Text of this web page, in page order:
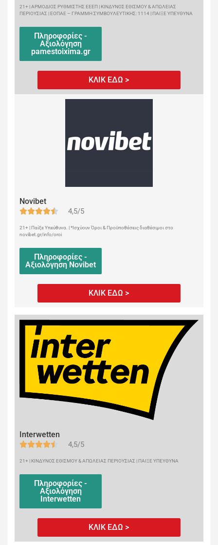
21+ | ΑΡΜΟΔΙΟΣ ΡΥΘΜΙΣΤΗΣ ΕΕΕΠ | ΚΙΝΔΥΝΟΣ ΕΘΙΣΜΟΥ & ΑΠΩΛΕΙΑΣ
ΠΕΡΙΟΥΣΙΑΣ | ΕΟΠΑΕ – ΓΡΑΜΜΗ ΣΥΜΒΟΥΛΕΥΤΙΚΗΣ: 1114 | ΠΑΙΞΕ ΥΠΕΥΘΥΝΑ
Πληροφορίες -
Αξιολόγηση
pamestoixima.gr
ΚΛΙΚ ΕΔΩ >
Novibet
4,5/5
21+ | Παίξε Υπεύθυνα. | *Ισχύουν Όροι & Προϋποθέσεις διαθέσιμοι στο
novibet.gr/info/oroi
Πληροφορίες -
Αξιολόγηση Novibet
ΚΛΙΚ ΕΔΩ >
Interwetten
4,5/5
21+ | ΚΙΝΔΥΝΟΣ ΕΘΙΣΜΟΥ & ΑΠΩΛΕΙΑΣ ΠΕΡΙΟΥΣΙΑΣ | ΠΑΙΞΕ ΥΠΕΥΘΥΝΑ
Πληροφορίες -
Αξιολόγηση
Interwetten
ΚΛΙΚ ΕΔΩ >